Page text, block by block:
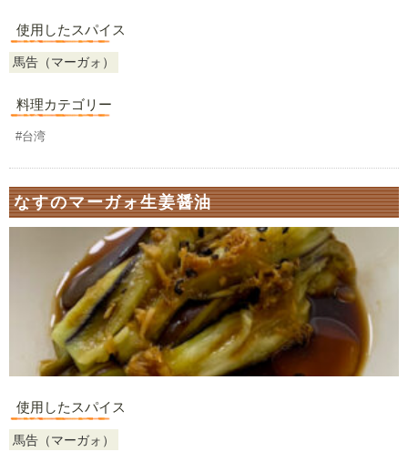
使用したスパイス
馬告（マーガォ）
料理カテゴリー
#台湾
なすのマーガォ生姜醤油
使用したスパイス
馬告（マーガォ）